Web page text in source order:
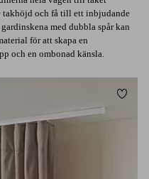
takhöjd och få till ett inbjudande
med dubbla spår kan
för att skapa en
och en ombonad känsla.
i favoriter Lägg